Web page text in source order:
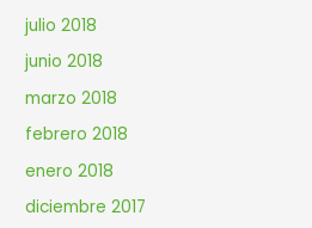
julio 2018
junio 2018
marzo 2018
febrero 2018
enero 2018
diciembre 2017